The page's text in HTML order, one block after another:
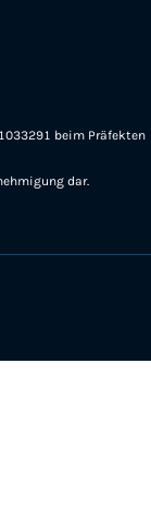
beim Präfekten
dar.